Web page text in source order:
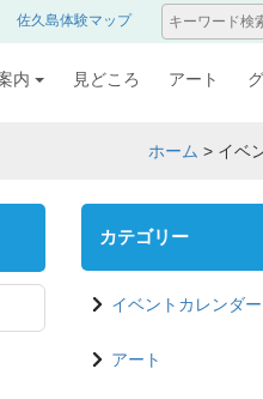
佐久島体験マップ
内 見どころ アート
ホーム > イベ
カテゴリー
イベントカレンダ
アート